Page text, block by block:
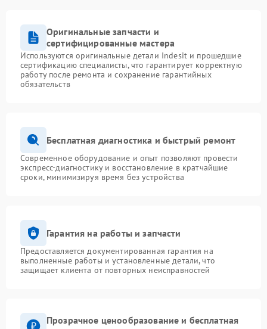
Оригинальные запчасти и
сертифицированные мастера
Используются оригинальные детали Indesit и прошедшие
сертификацию специалисты, что гарантирует корректную
работу после ремонта и сохранение гарантийных
обязательств
Бесплатная диагностика и быстрый ремонт
Современное оборудование и опыт позволяют провести
экспресс-диагностику и восстановление в кратчайшие
сроки, минимизируя время без устройства
Гарантия на работы и запчасти
Предоставляется документированная гарантия на
выполненные работы и установленные детали, что
защищает клиента от повторных неисправностей
Прозрачное ценообразование и бесплатная